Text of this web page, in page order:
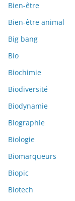
Bien-être
Bien-être animal
Big bang
Bio
Biochimie
Biodiversité
Biodynamie
Biographie
Biologie
Biomarqueurs
Biopic
Biotech